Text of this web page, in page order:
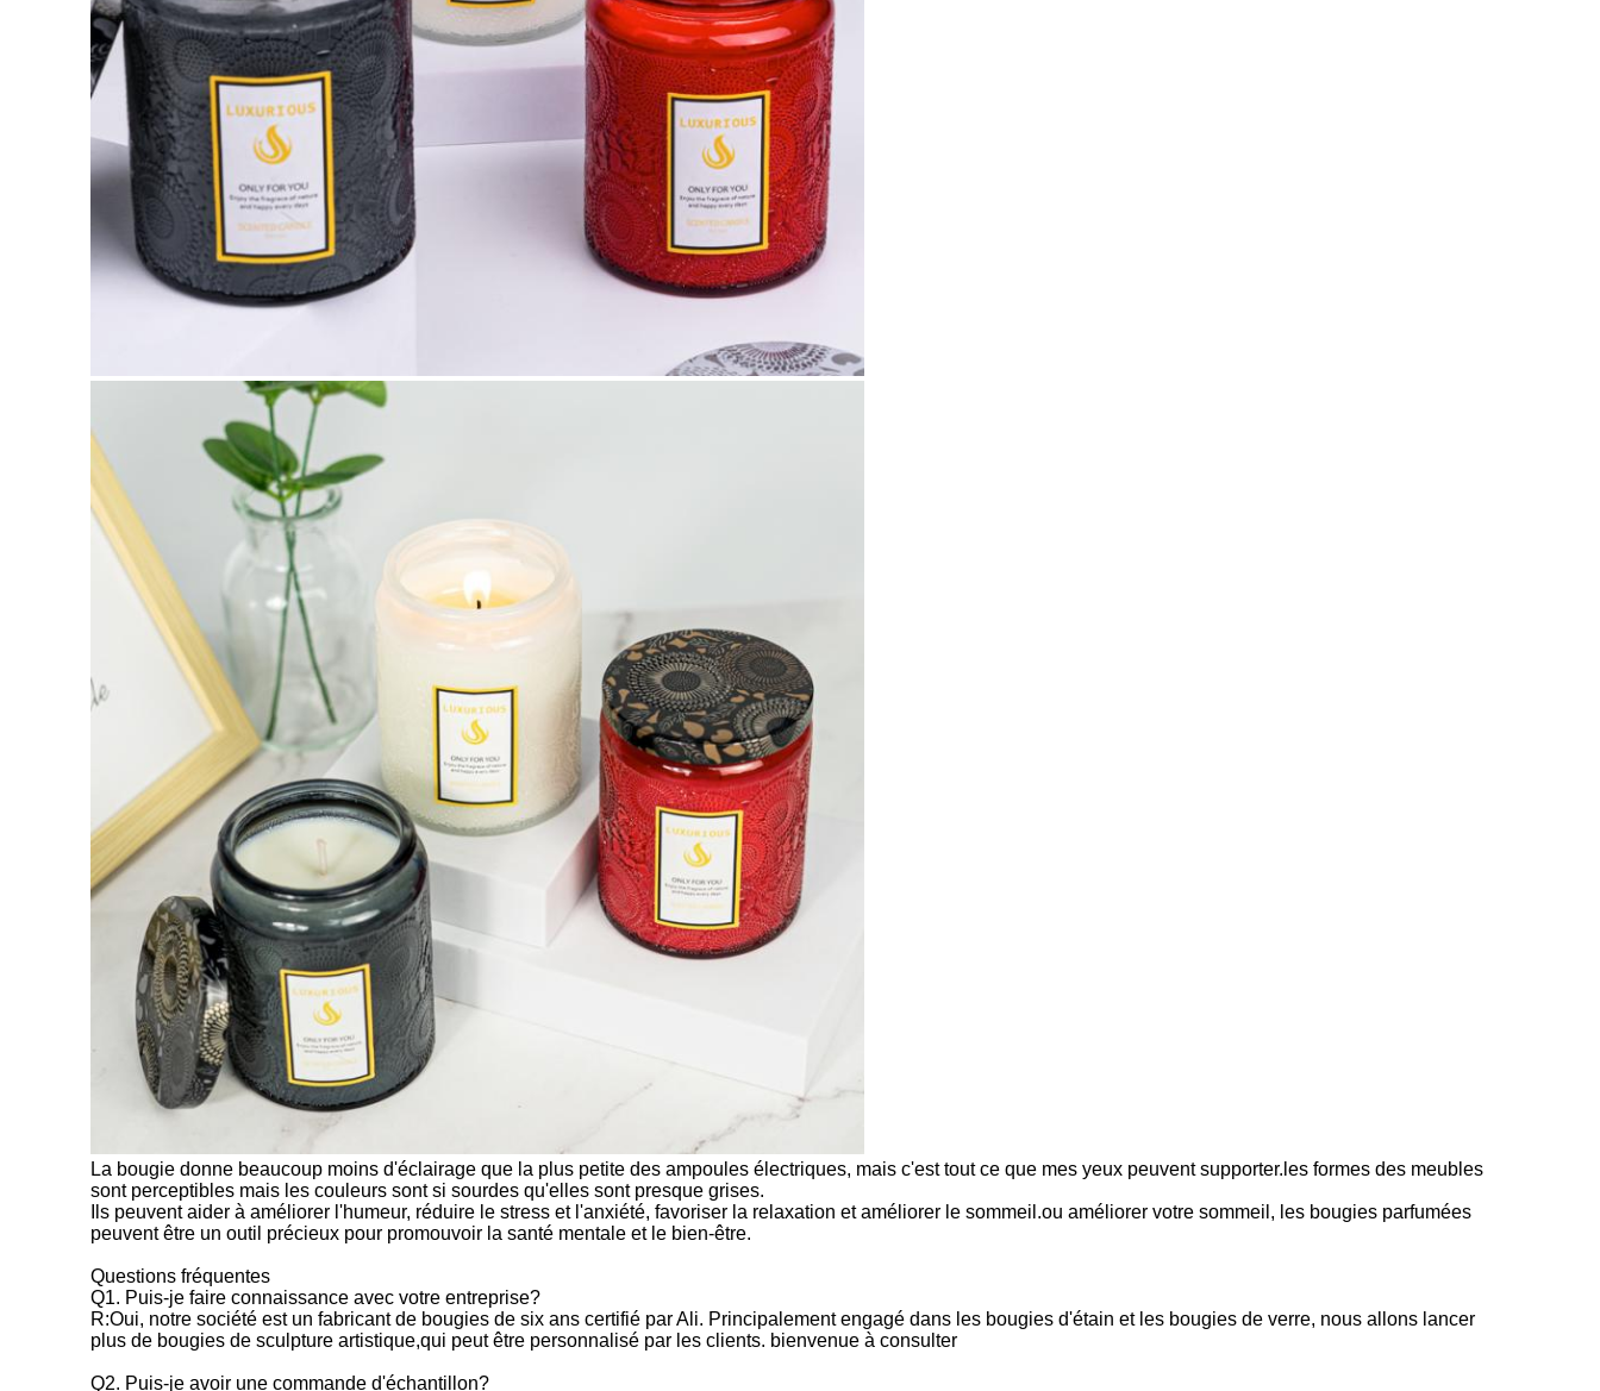
La bougie donne beaucoup moins d'éclairage que la plus petite des ampoules électriques, mais c'est tout ce que mes yeux peuvent supporter.les formes des meubles
sont perceptibles mais les couleurs sont si sourdes qu'elles sont presque grises.
Ils peuvent aider à améliorer l'humeur, réduire le stress et l'anxiété, favoriser la relaxation et améliorer le sommeil.ou améliorer votre sommeil, les bougies parfumées
peuvent être un outil précieux pour promouvoir la santé mentale et le bien-être.
Questions fréquentes
Q1. Puis-je faire connaissance avec votre entreprise?
R:Oui, notre société est un fabricant de bougies de six ans certifié par Ali. Principalement engagé dans les bougies d'étain et les bougies de verre, nous allons lancer
plus de bougies de sculpture artistique,qui peut être personnalisé par les clients. bienvenue à consulter
Q2. Puis-je avoir une commande d'échantillon?